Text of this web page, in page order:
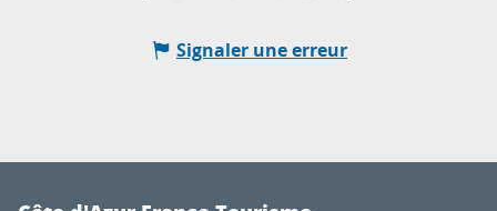
Signaler une erreur